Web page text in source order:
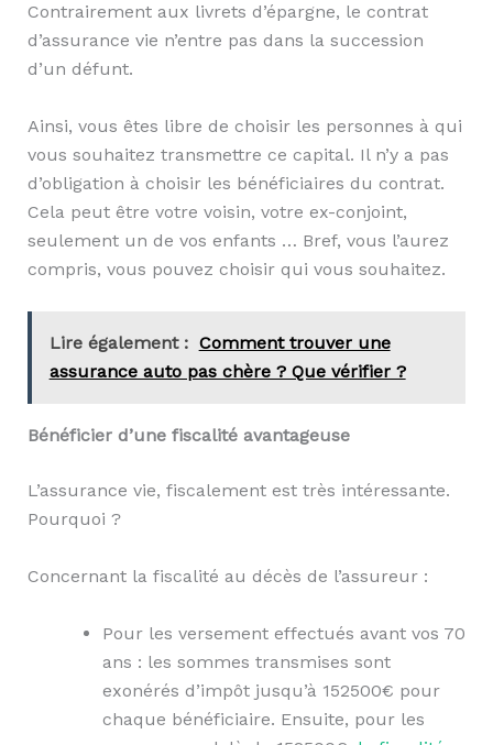
Contrairement aux livrets d’épargne, le contrat
d’assurance vie n’entre pas dans la succession
d’un défunt.
Ainsi, vous êtes libre de choisir les personnes à qui
vous souhaitez transmettre ce capital. Il n’y a pas
d’obligation à choisir les bénéficiaires du contrat.
Cela peut être votre voisin, votre ex-conjoint,
seulement un de vos enfants … Bref, vous l’aurez
compris, vous pouvez choisir qui vous souhaitez.
Lire également : Comment trouver une
assurance auto pas chère ? Que vérifier ?
Bénéficier d’une fiscalité avantageuse
L’assurance vie, fiscalement est très intéressante.
Pourquoi ?
Concernant la fiscalité au décès de l’assureur :
Pour les versement effectués avant vos 70
ans : les sommes transmises sont
exonérés d’impôt jusqu’à 152500€ pour
chaque bénéficiaire. Ensuite, pour les